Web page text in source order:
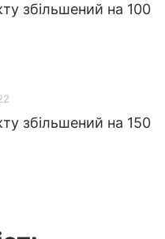
збільшений на 100
збільшений на 150